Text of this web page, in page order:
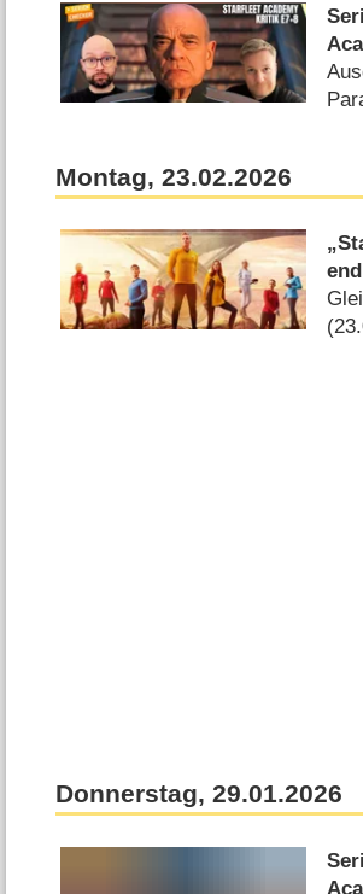
Montag, 23.02.2026
Donnerstag, 29.01.2026